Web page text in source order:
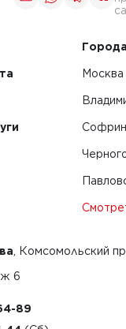
Города
Москва
, Комсомольский
6
89